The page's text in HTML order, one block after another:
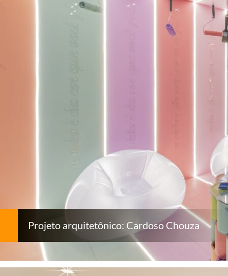
Projeto arquitetônico: Cardoso Chouza